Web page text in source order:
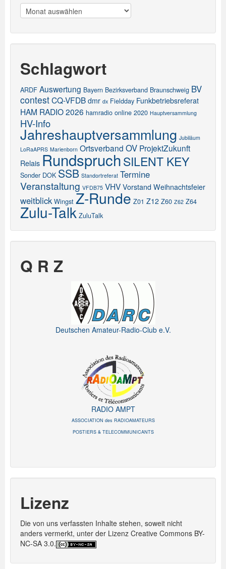
Meldungen
Schlagwort
ARDF Auswertung Bayern Bezirksverband Braunschweig BV
contestCQ-VFDB dmr dx Fieldday Funkbetriebsreferat
HAM RADIO 2026 hamradio online 2020 Hauptversammlung
HV-Info
Jahreshauptversammlung Jubiläum
LoRaAPRS Marienborn Ortsverband OV ProjektZukunft
Relais RundspruchSILENT KEY
Sonder DOK SSB Standortreferat Termine
Veranstaltung VFDB75 VHV Vorstand Weihnachtsfeier
weitblick Wingst Z-Runde Z01 Z12 Z60 Z62 Z64
Zulu-Talk ZuluTalk
Q R Z
Deutschen Amateur-Radio-Club e.V.
RADIO AMPT
ASSOCIATION des RADIOAMATEURS
POSTIERS & TELECOMMUNICANTS
Lizenz
Die von uns verfassten Inhalte stehen, soweit nicht
anders vermerkt, unter der Lizenz Creative Commons BY-
NC-SA 3.0.